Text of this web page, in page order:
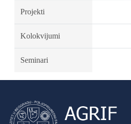
Projekti
Kolokvijumi
Seminari